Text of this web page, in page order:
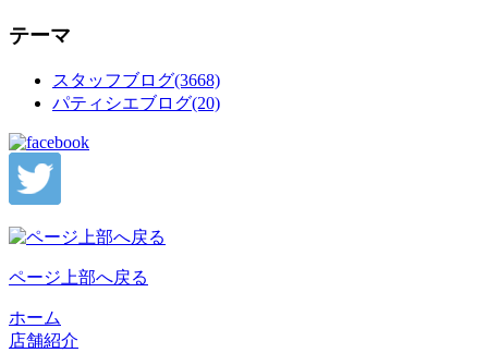
テーマ
スタッフブログ(3668)
パティシエブログ(20)
ページ上部へ戻る
ホーム
店舗紹介